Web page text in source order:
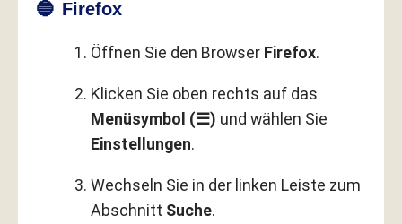
🔵 Firefox
Öffnen Sie den Browser Firefox.
Klicken Sie oben rechts auf das
Menüsymbol (☰) und wählen Sie
Einstellungen.
Wechseln Sie in der linken Leiste zum
Abschnitt Suche.